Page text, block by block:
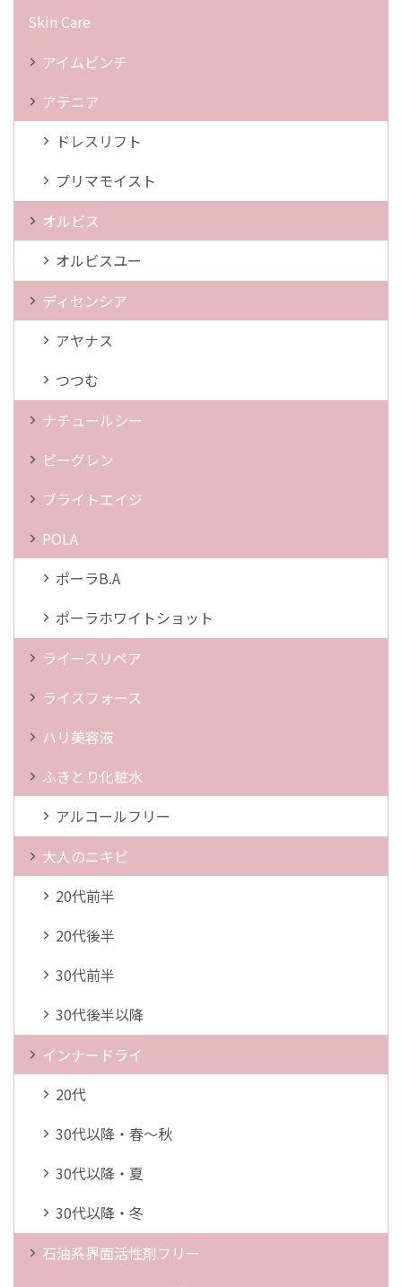
Skin Care
アイムピンチ
アテニア
ドレスリフト
プリマモイスト
オルビス
オルビスユー
ディセンシア
アヤナス
つつむ
ナチュールシー
ビーグレン
ブライトエイジ
POLA
ポーラB.A
ポーラホワイトショット
ライースリペア
ライスフォース
ハリ美容液
ふきとり化粧水
アルコールフリー
大人のニキビ
20代前半
20代後半
30代前半
30代後半以降
インナードライ
20代
30代以降・春～秋
30代以降・夏
30代以降・冬
石油系界面活性剤フリー